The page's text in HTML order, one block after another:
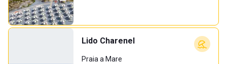
Lido Charenel
Praia a Mare